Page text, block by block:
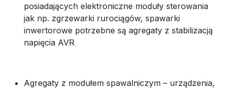
posiadających elektroniczne moduły sterowania
jak np. zgrzewarki rurociągów, spawarki
inwertorowe potrzebne są agregaty z stabilizacją
napięcia AVR
Agregaty z modułem spawalniczym – urządzenia,